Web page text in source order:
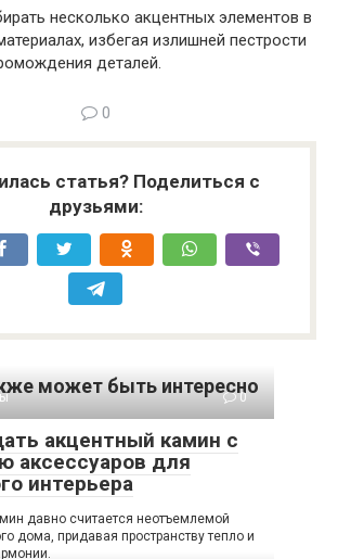
несколько акцентных элементов в
избегая излишней пестрости
деталей.
0
статья? Поделиться с
друзьями:
может быть интересно
0
акцентный камин с
аксессуаров для
интерьера
давно считается неотъемлемой
дома, придавая пространству тепло и